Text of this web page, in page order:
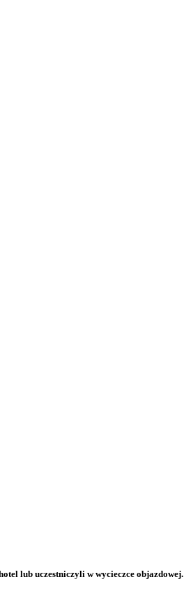
lub uczestniczyli w wycieczce objazdowej.